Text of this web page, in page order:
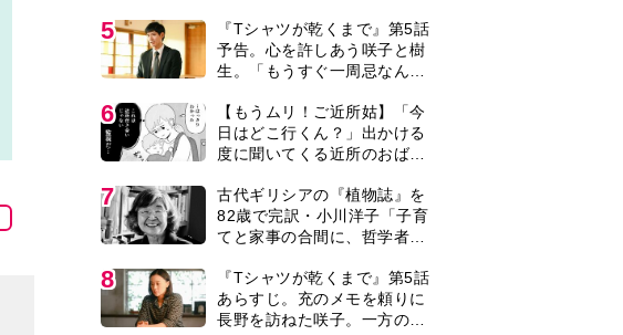
5
『Tシャツが乾くまで』第5話
予告。心を許しあう咲子と樹
生。「もうすぐ一周忌なんで
レあり＞
6
【もうムリ！ご近所姑】「今
日はどこ行くん？」出かける
度に聞いてくる近所のおばさ
まり…【第1話】
7
古代ギリシアの『植物誌』を
82歳で完訳・小川洋子「子育
てと家事の合間に、哲学者テ
年」
8
『Tシャツが乾くまで』第5話
あらすじ。充のメモを頼りに
長野を訪ねた咲子。一方の樹